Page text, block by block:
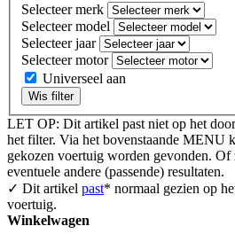
Selecteer merk
Selecteer model
Selecteer jaar
Selecteer motor
Universeel aan
Wis filter
LET OP: Dit artikel past niet op het
het filter. Via het bovenstaande MENU
gekozen voertuig worden gevonden.
eventuele andere (passende) resultaten.
✓ Dit artikel past* normaal gezien op
voertuig.
Winkelwagen